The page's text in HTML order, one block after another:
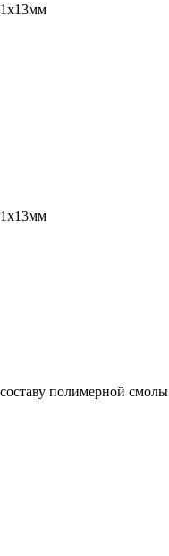
полимерной смолы